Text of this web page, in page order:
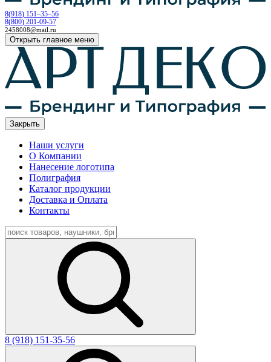
8(918) 151–35–56
8(800) 201-09-57
2458008@mail.ru
Открыть главное меню
Закрыть
Наши услуги
О Компании
Нанесение логотипа
Полиграфия
Каталог продукции
Доставка и Оплата
Контакты
8 (918) 151-35-56